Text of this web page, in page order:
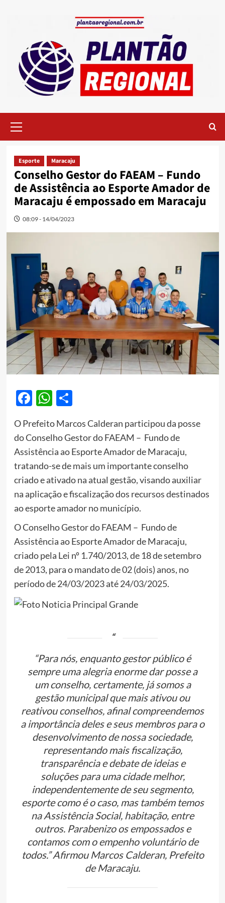
Menu
Esporte Maracaju
Conselho Gestor do FAEAM – Fundo
de Assistência ao Esporte Amador de
Maracaju é empossado em Maracaju
08:09 - 14/04/2023
Facebook
WhatsApp
Share
O Prefeito Marcos Calderan participou da posse
do Conselho Gestor do FAEAM – Fundo de
Assistência ao Esporte Amador de Maracaju,
tratando-se de mais um importante conselho
criado e ativado na atual gestão, visando auxiliar
na aplicação e fiscalização dos recursos destinados
ao esporte amador no município.
O Conselho Gestor do FAEAM – Fundo de
Assistência ao Esporte Amador de Maracaju,
criado pela Lei nº 1.740/2013, de 18 de setembro
de 2013, para o mandato de 02 (dois) anos, no
período de 24/03/2023 até 24/03/2025.
“Para nós, enquanto gestor público é
sempre uma alegria enorme dar posse a
um conselho, certamente, já somos a
gestão municipal que mais ativou ou
reativou conselhos, afinal compreendemos
a importância deles e seus membros para o
desenvolvimento de nossa sociedade,
representando mais fiscalização,
transparência e debate de ideias e
soluções para uma cidade melhor,
independentemente de seu segmento,
esporte como é o caso, mas também temos
na Assistência Social, habitação, entre
outros. Parabenizo os empossados e
contamos com o empenho voluntário de
todos.” Afirmou Marcos Calderan, Prefeito
de Maracaju.